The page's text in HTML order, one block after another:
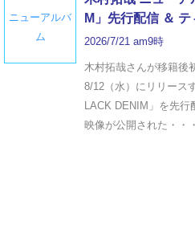
ニューアルバ
ム
M」先行配信 ＆
2026/7/21 am9時
木村拓哉さんが移籍後
8/12（水）にリリース
LACK DENIM」を先行
映像が公開された・・